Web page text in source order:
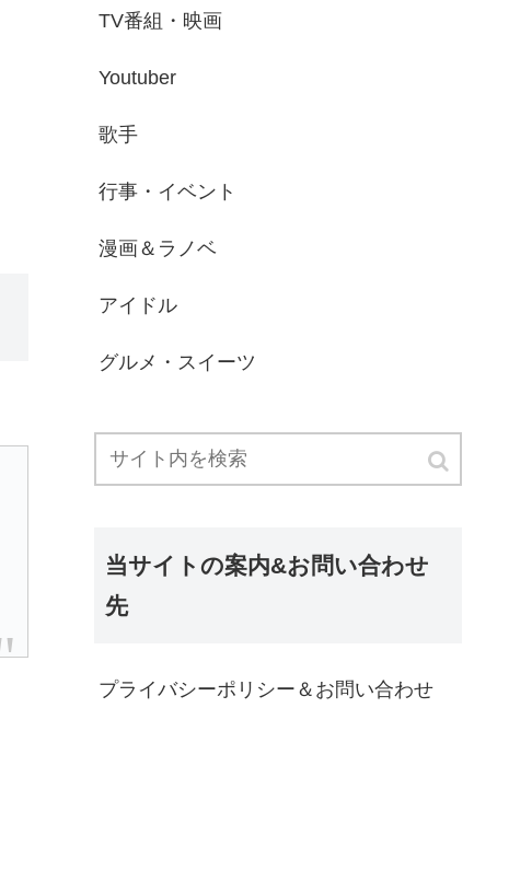
TV番組・映画
Youtuber
歌手
行事・イベント
漫画＆ラノベ
アイドル
グルメ・スイーツ
当サイトの案内&お問い合わせ
先
プライバシーポリシー＆お問い合わせ